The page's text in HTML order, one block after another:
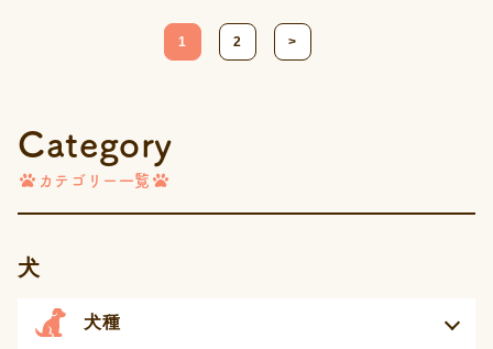
ペ
ー
ジ
り
1 2 >
Category
カテゴリー一覧
犬
犬種